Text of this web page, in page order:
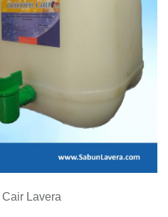
Lavera